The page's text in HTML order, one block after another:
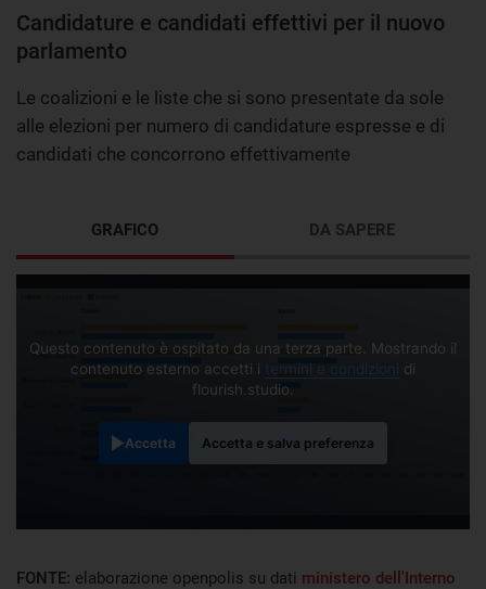
Candidature e candidati effettivi per il nuovo
parlamento
Le coalizioni e le liste che si sono presentate da sole
alle elezioni per numero di candidature espresse e di
candidati che concorrono effettivamente
GRAFICO
Questo contenuto è ospitato da una terza parte. Mostrando il
contenuto esterno accetti i termini e condizioni di
flourish.studio.
Accetta Accetta e salva preferenza
DA SAPERE
FONTE: elaborazione openpolis su dati ministero dell'Interno